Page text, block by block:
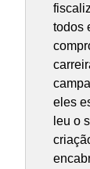
todos
eles
leu o